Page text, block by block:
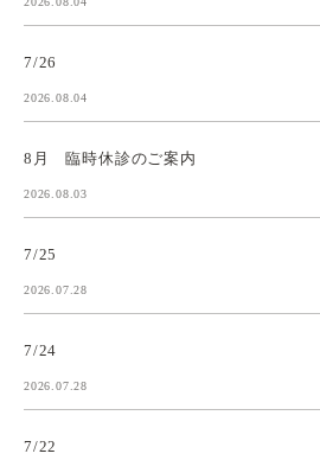
7/26
2026.08.04
8月 臨時休診のご案内
2026.08.03
7/25
2026.07.28
7/24
2026.07.28
7/22